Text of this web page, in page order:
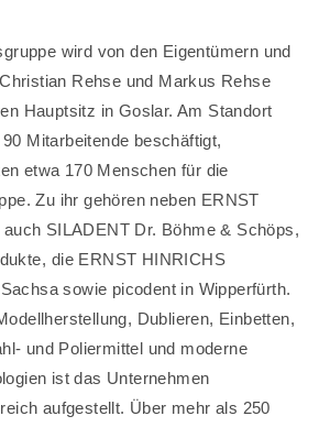
wird von den Eigentümern und
Rehse und Markus Rehse
Hauptsitz in Goslar. Am Standort
Mitarbeitende beschäftigt,
etwa 170 Menschen für die
Zu ihr gehören neben ERNST
SILADENT Dr. Böhme & Schöps⁠,
die ERNST HINRICHS
sowie picodent in Wipperfürth.
Dublieren, Einbetten,
und Poliermittel und moderne
ist das Unternehmen
aufgestellt. Über mehr als 250